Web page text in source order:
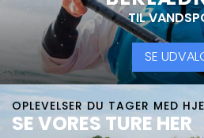
TIL
SE
OPLEVELSER DU TAGER MED
SE VORES TURE HER